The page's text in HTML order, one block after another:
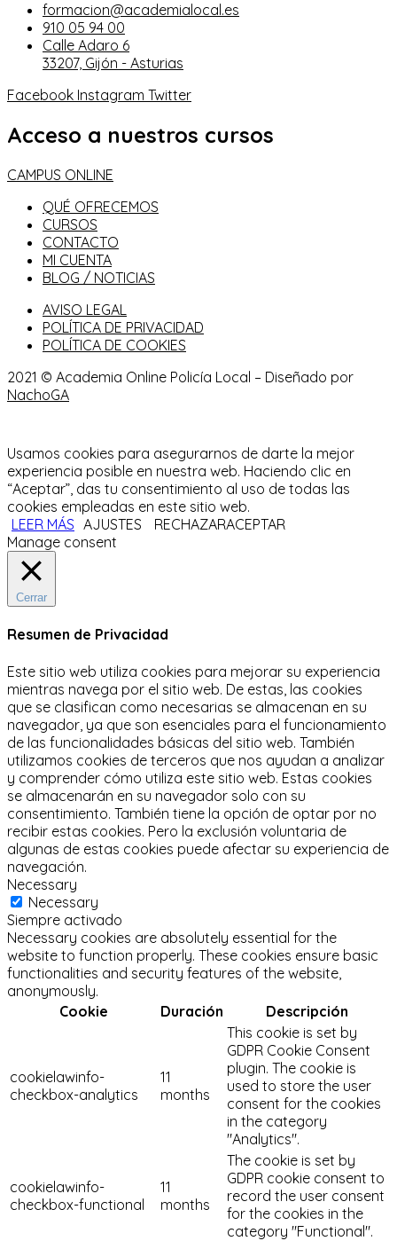
formacion@academialocal.es
910 05 94 00
Calle Adaro 6
33207, Gijón - Asturias
Facebook Instagram Twitter
Acceso a nuestros cursos
CAMPUS ONLINE
QUÉ OFRECEMOS
CURSOS
CONTACTO
MI CUENTA
BLOG / NOTICIAS
AVISO LEGAL
POLÍTICA DE PRIVACIDAD
POLÍTICA DE COOKIES
2021 © Academia Online Policía Local – Diseñado por
NachoGA
Usamos cookies para asegurarnos de darte la mejor
experiencia posible en nuestra web. Haciendo clic en
“Aceptar”, das tu consentimiento al uso de todas las
cookies empleadas en este sitio web.
LEER MÁS AJUSTES RECHAZARACEPTAR
Manage consent
Cerrar
Resumen de Privacidad
Este sitio web utiliza cookies para mejorar su experiencia
mientras navega por el sitio web. De estas, las cookies
que se clasifican como necesarias se almacenan en su
navegador, ya que son esenciales para el funcionamiento
de las funcionalidades básicas del sitio web. También
utilizamos cookies de terceros que nos ayudan a analizar
y comprender cómo utiliza este sitio web. Estas cookies
se almacenarán en su navegador solo con su
consentimiento. También tiene la opción de optar por no
recibir estas cookies. Pero la exclusión voluntaria de
algunas de estas cookies puede afectar su experiencia de
navegación.
Necessary
Necessary
Siempre activado
Necessary cookies are absolutely essential for the
website to function properly. These cookies ensure basic
functionalities and security features of the website,
anonymously.
Cookie
Duración Descripción
cookielawinfo-
checkbox-analytics
11
months
This cookie is set by
GDPR Cookie Consent
plugin. The cookie is
used to store the user
consent for the cookies
in the category
"Analytics".
cookielawinfo-
checkbox-functional
11
months
The cookie is set by
GDPR cookie consent to
record the user consent
for the cookies in the
category "Functional".